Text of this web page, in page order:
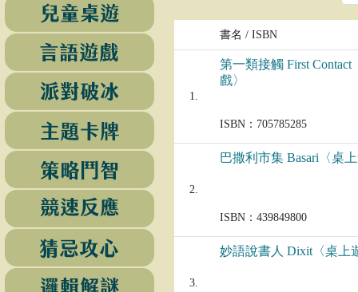
書名 / ISBN
1.
第一類接觸 First Contact
戲〉
ISBN：705785285
2.
巴撒利市集 Basari〈桌
ISBN：439849800
3.
妙語說書人 Dixit〈桌上